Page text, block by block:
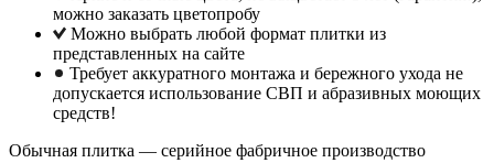
можно заказать цветопробу
Можно выбрать любой формат плитки из
представленных на сайте
Требует аккуратного монтажа и бережного ухода не
допускается использование СВП и абразивных моющих
средств!
Обычная плитка — серийное фабричное производство